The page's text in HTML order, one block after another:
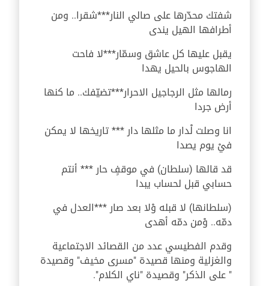
شفتك محدّرها على صالي النار***شقرا.. ومن
أطرافها الهيل يندى
يقبل عليها كل عاشق وسمّار***لا فاحت
الهاجوس بالحيل يهدا
رمالها مثل الرجاجيل الاحرار***تضيّفك.. ما كنها
أرض جردا
انا وصلت لْدار ما مثلها دار *** تاريخها لا يمكن
فيْ يوم يصدا
قد قالها (سلطان) في موقفٍ حار *** أنتم
حسابي قبل لحساب يبدا
(سلطانها) لا قبله وْلا بعد صار ***العدل في
دمّه.. وْمن دمّه أهدى
وقدم الفطيسي عدد من القصائد الاجتماعية
والغزلية ومنها قصيدة "مسرى مخيف" وقصيدة
" على الذكر" وقصيدة "ناي الكلام".